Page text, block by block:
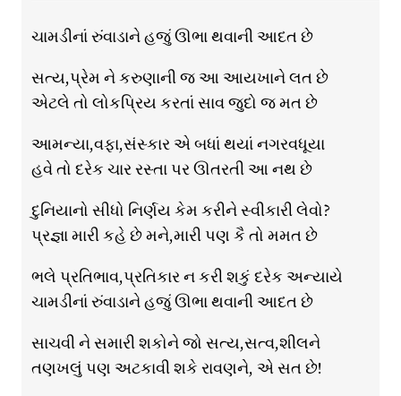
ચામડીનાં રુંવાડાને હજું ઊભા થવાની આદત છે
સત્ય,પ્રેમ ને કરુણાની જ આ આયખાને લત છે
એટલે તો લોકપ્રિય કરતાં સાવ જુદો જ મત છે
આમન્યા,વફા,સંસ્કાર એ બધાં થયાં નગરવધૂયા
હવે તો દરેક ચાર રસ્તા પર ઊતરતી આ નથ છે
દુનિયાનો સીધો નિર્ણય કેમ કરીને સ્વીકારી લેવો?
પ્રજ્ઞા મારી કહે છે મને,મારી પણ કૈ તો મમત છે
ભલે પ્રતિભાવ,પ્રતિકાર ન કરી શકું દરેક અન્યાયે
ચામડીનાં રુંવાડાને હજું ઊભા થવાની આદત છે
સાચવી ને સમારી શકોને જો સત્ય,સત્વ,શીલને
તણખલું પણ અટકાવી શકે રાવણને, એ સત છે!